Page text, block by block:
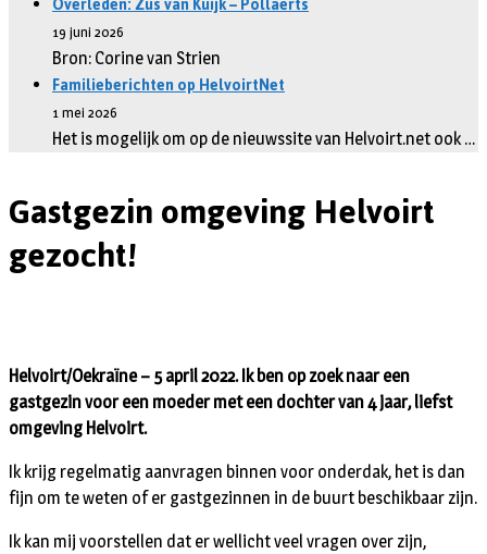
19 juni 2026
Bron: Corine van Strien
Familieberichten op HelvoirtNet
1 mei 2026
Het is mogelijk om op de nieuwssite van Helvoirt.net ook …
Gastgezin omgeving Helvoirt
gezocht!
Helvoirt/Oekraïne – 5 april 2022. Ik ben op zoek naar een
gastgezin voor een moeder met een dochter van 4 jaar, liefst
omgeving Helvoirt.
Ik krijg regelmatig aanvragen binnen voor onderdak, het is dan
fijn om te weten of er gastgezinnen in de buurt beschikbaar zijn.
Ik kan mij voorstellen dat er wellicht veel vragen over zijn,